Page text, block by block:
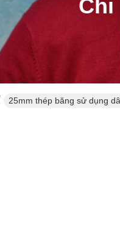
Chi
25mm thép băng sử dụng